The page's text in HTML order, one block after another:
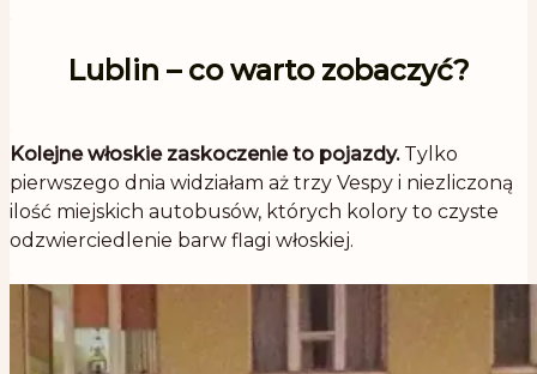
.
Lublin – co warto zobaczyć?
.
Kolejne włoskie zaskoczenie to pojazdy.Tylko
pierwszego dnia widziałam aż trzy Vespy i niezliczoną
ilość miejskich autobusów, których kolory to czyste
odzwierciedlenie barw flagi włoskiej.
.